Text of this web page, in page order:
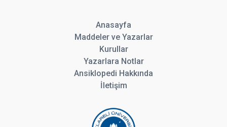
Anasayfa
Maddeler ve Yazarlar
Kurullar
Yazarlara Notlar
Ansiklopedi Hakkında
İletişim